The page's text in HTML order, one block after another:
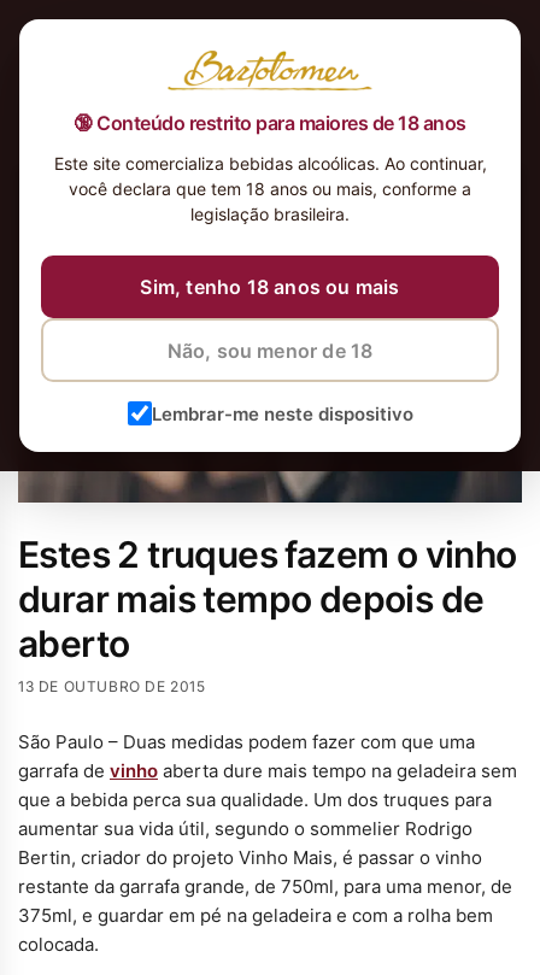
🔞 Conteúdo restrito para maiores de 18 anos
Este site comercializa bebidas alcoólicas. Ao continuar,
você declara que tem 18 anos ou mais, conforme a
legislação brasileira.
Sim, tenho 18 anos ou mais
Não, sou menor de 18
Lembrar-me neste dispositivo
Estes 2 truques fazem o vinho
durar mais tempo depois de
aberto
13 DE OUTUBRO DE 2015
São Paulo – Duas medidas podem fazer com que uma
garrafa de vinho aberta dure mais tempo na geladeira sem
que a bebida perca sua qualidade. Um dos truques para
aumentar sua vida útil, segundo o sommelier Rodrigo
Bertin, criador do projeto Vinho Mais, é passar o vinho
restante da garrafa grande, de 750ml, para uma menor, de
375ml, e guardar em pé na geladeira e com a rolha bem
colocada.